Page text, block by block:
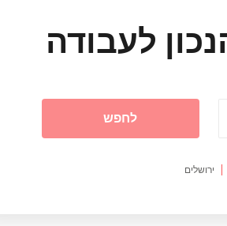
לעבודה
לחפש
ירושלים